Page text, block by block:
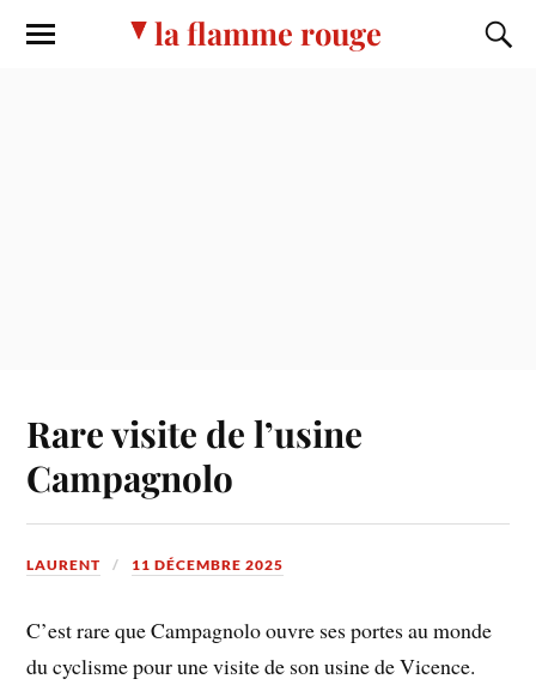
la flamme rouge
Rare visite de l’usine
Campagnolo
LAURENT 11 DÉCEMBRE 2025
C’est rare que Campagnolo ouvre ses portes au monde
du cyclisme pour une visite de son usine de Vicence.